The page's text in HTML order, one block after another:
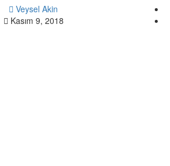
Veysel Akin
Kasım 9, 2018